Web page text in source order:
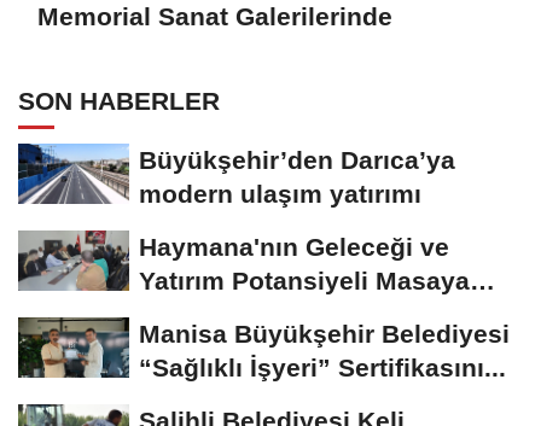
Memorial Sanat Galerilerinde
SON HABERLER
Büyükşehir’den Darıca’ya
modern ulaşım yatırımı
Haymana'nın Geleceği ve
Yatırım Potansiyeli Masaya
Manisa Büyükşehir Belediyesi
“Sağlıklı İşyeri” Sertifikasını...